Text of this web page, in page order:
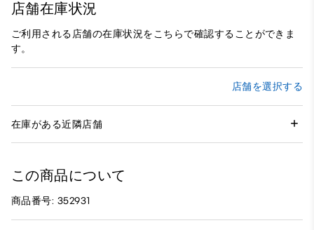
店舗在庫状況
ご利用される店舗の在庫状況をこちらで確認することができま
す。
店舗を選択する
在庫がある近隣店舗
この商品について
商品番号: 352931